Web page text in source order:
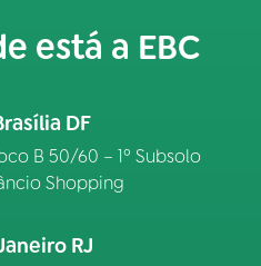
está a EBC
DF
B 50/60 – 1º Subsolo
Shopping
RJ